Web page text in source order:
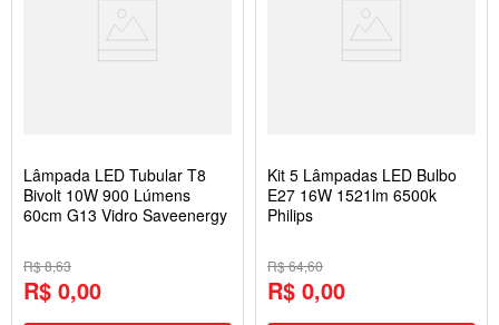
Lâmpada LED Tubular T8
Bivolt 10W 900 Lúmens
60cm G13 Vidro Saveenergy
R$ 8,63
R$ 0,00
Kit 5 Lâmpadas LED Bulbo
E27 16W 1521lm 6500k
Philips
R$ 64,60
R$ 0,00